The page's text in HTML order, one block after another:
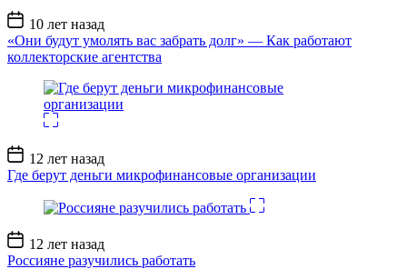
Дата
записи
10 лет назад
«Они будут умолять вас забрать долг» — Как работают
коллекторские агентства
Дата
записи
12 лет назад
Где берут деньги микрофинансовые организации
Дата
записи
12 лет назад
Россияне разучились работать